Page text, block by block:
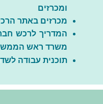
ומכרזים
מכרזים באתר
המדריך לרכש
משרד ראש הממשלה
תוכנית עבודה